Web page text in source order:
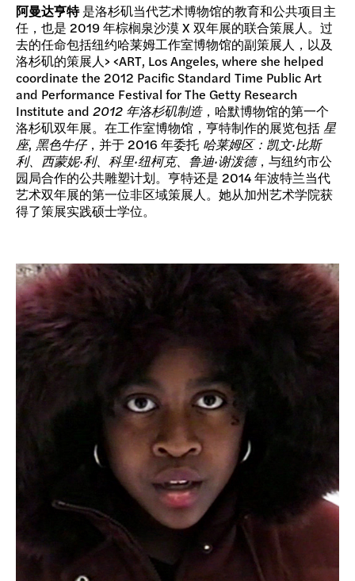
阿曼达亨特是洛杉矶当代艺术博物馆的教育和公共项目主
任，也是 2019 年棕榈泉沙漠 X 双年展的联合策展人。过
去的任命包括纽约哈莱姆工作室博物馆的副策展人，以及
洛杉矶的策展人> <ART, Los Angeles, where she helped
coordinate the 2012 Pacific Standard Time Public Art
and Performance Festival for The Getty Research
Institute and 2012 年洛杉矶制造，哈默博物馆的第一个
洛杉矶双年展。在工作室博物馆，亨特制作的展览包括 星
座, 黑色牛仔，并于 2016 年委托 哈莱姆区：凯文·比斯
利、西蒙妮·利、科里·纽柯克、鲁迪·谢泼德，与纽约市公
园局合作的公共雕塑计划。亨特还是 2014 年波特兰当代
艺术双年展的第一位非区域策展人。她从加州艺术学院获
得了策展实践硕士学位。